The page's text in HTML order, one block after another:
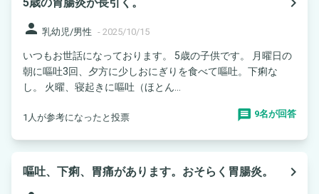
person 乳幼児/男性 - 2025/10/15
いつもお世話になっております。 5歳の子供です。 月曜日の
朝に嘔吐3回、夕方に少しおにぎりを食べて嘔吐。下痢な
し。 火曜、寝起きに嘔吐（ほとん...
1人が参考になったと投票 9名が回答
嘔吐、下痢、胃痛があります。おそらく胃腸炎。
navigate_next